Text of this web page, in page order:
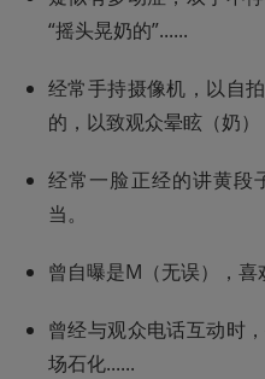
“摇头晃奶的”......
经常手持摄像机，以自
的，以致观众晕眩（奶）
经常一脸正经的讲黄段
当。
曾自曝是M（无误），喜
曾经与观众电话互动时
场石化......